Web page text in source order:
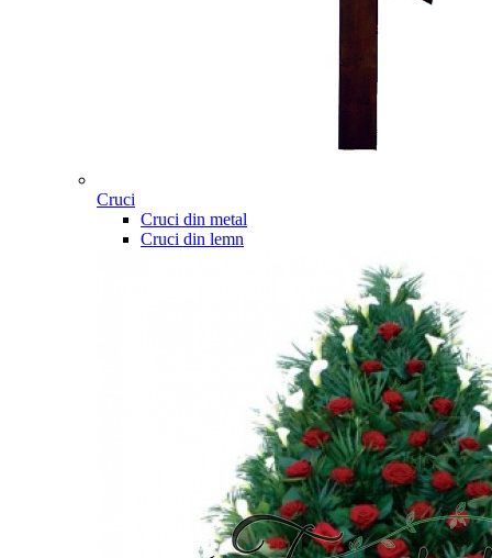
Cruci
Cruci din metal
Cruci din lemn